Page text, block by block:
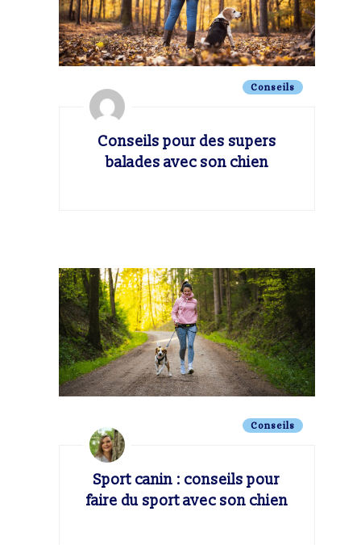
Conseils
Conseils pour des supers
balades avec son chien
Conseils
Sport canin : conseils pour
faire du sport avec son chien